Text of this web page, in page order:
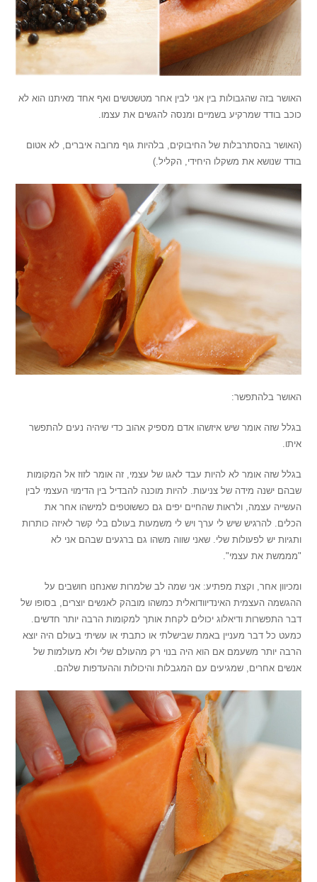
האושר בזה שהגבולות בין אני לבין אחר מטשטשים ואף אחד מאיתנו הוא לא
כוכב בודד שמרקיע בשמיים ומנסה להגשים את עצמו.
(האושר בהסתרבלות של החיבוקים, בלהיות גוף מרובה איברים, לא אטום
בודד שנושא את משקלו היחידי, הקליל.)
האושר בלהתפשר:
בגלל שזה אומר שיש איזשהו אדם מספיק אהוב כדי שיהיה נעים להתפשר
איתו.
בגלל שזה אומר לא להיות עבד לאגו של עצמי, זה אומר לזוז אל המקומות
שבהם ישנה מידה של צניעות. להיות מוכנה להבדיל בין הדימוי העצמי לבין
העשייה עצמה, ולראות שהחיים יפים גם כששוטפים למישהו אחר את
הכלים. להרגיש שיש לי ערך ויש לי משמעות בעולם בלי קשר לאיזה כותרות
ותגיות יש לפעולות שלי. שאני שווה משהו גם ברגעים שבהם אני לא
"מממשת את עצמי".
ומכיוון אחר, וקצת מפתיע: אני שמה לב שלמרות שאנחנו חושבים על
ההגשמה העצמית האינדיוודואלית כמשהו מובהק לאנשים יוצרים, בסופו של
דבר התפשרות ודיאלוג יכולים לקחת אותך למקומות הרבה יותר חדשים.
כמעט כל דבר מעניין באמת שבישלתי או כתבתי או עשיתי בעולם היה יוצא
הרבה יותר משעמם אם הוא היה בנוי רק מהעולם שלי ולא מעולמות של
אנשים אחרים, שמגיעים עם המגבלות והיכולות וההעדפות שלהם.